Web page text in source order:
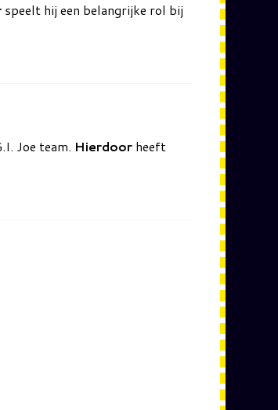
speelt hij een belangrijke rol bij
Joe team. Hierdoor heeft